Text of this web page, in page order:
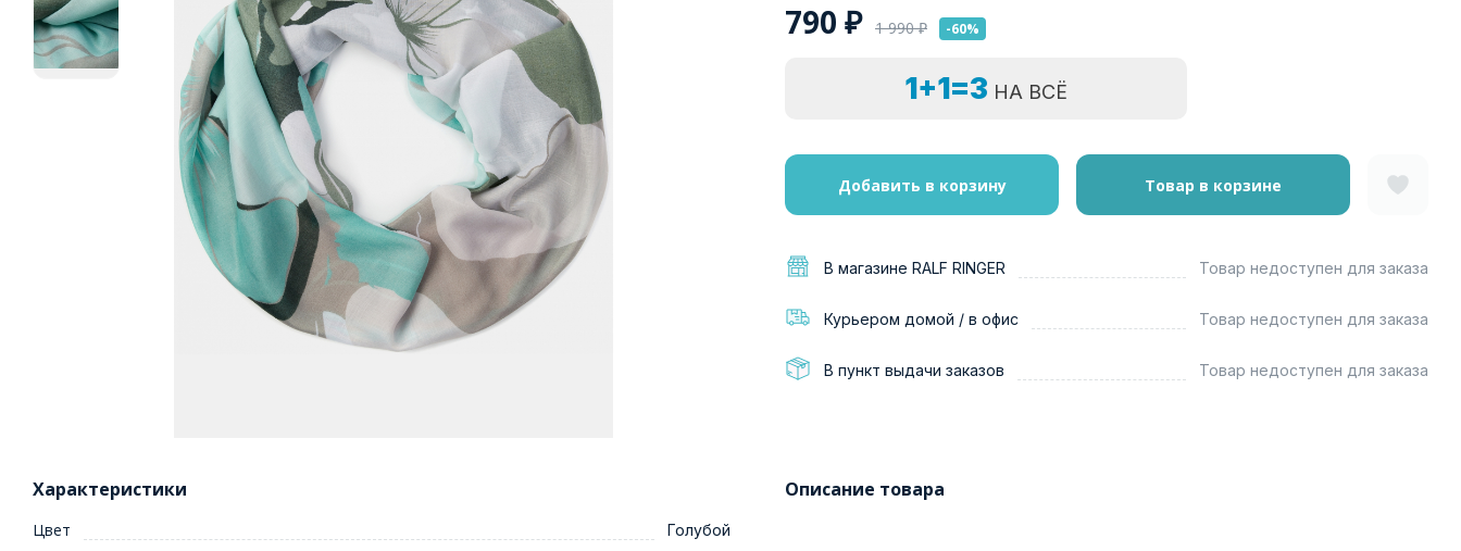
Капсула
Акции / Новости
Адреса магазинов
790 ₽ 1 990₽ -60%
1+1=3 НА ВСЁ
Добавить в корзину Товар в корзине
В магазине RALF RINGER Товар недоступен для заказа
Курьером домой / в офис Товар недоступен для заказа
В пункт выдачи заказов Товар недоступен для заказа
Характеристики
Цвет Голубой
Описание товара